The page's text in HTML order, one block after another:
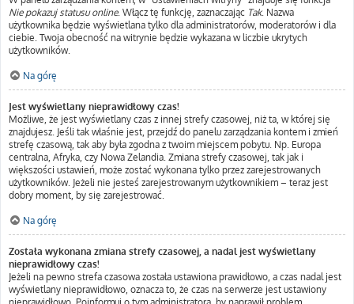
Nie pokazuj statusu online. Włącz tę funkcję, zaznaczając Tak. Nazwa
użytkownika będzie wyświetlana tylko dla administratorów, moderatorów i dla
ciebie. Twoja obecność na witrynie będzie wykazana w liczbie ukrytych
użytkowników.
Na górę
Jest wyświetlany nieprawidłowy czas!
Możliwe, że jest wyświetlany czas z innej strefy czasowej, niż ta, w której się
znajdujesz. Jeśli tak właśnie jest, przejdź do panelu zarządzania kontem i zmień
strefę czasową, tak aby była zgodna z twoim miejscem pobytu. Np. Europa
centralna, Afryka, czy Nowa Zelandia. Zmiana strefy czasowej, tak jak i
większości ustawień, może zostać wykonana tylko przez zarejestrowanych
użytkowników. Jeżeli nie jesteś zarejestrowanym użytkownikiem – teraz jest
dobry moment, by się zarejestrować.
Na górę
Została wykonana zmiana strefy czasowej, a nadal jest wyświetlany
nieprawidłowy czas!
Jeżeli na pewno strefa czasowa została ustawiona prawidłowo, a czas nadal jest
wyświetlany nieprawidłowo, oznacza to, że czas na serwerze jest ustawiony